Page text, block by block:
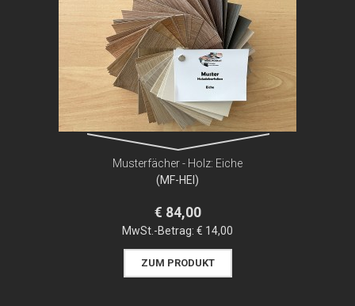
Musterfächer - Holz: Eiche
(MF-HEI)
€ 84,00
MwSt.-Betrag: € 14,00
ZUM PRODUKT